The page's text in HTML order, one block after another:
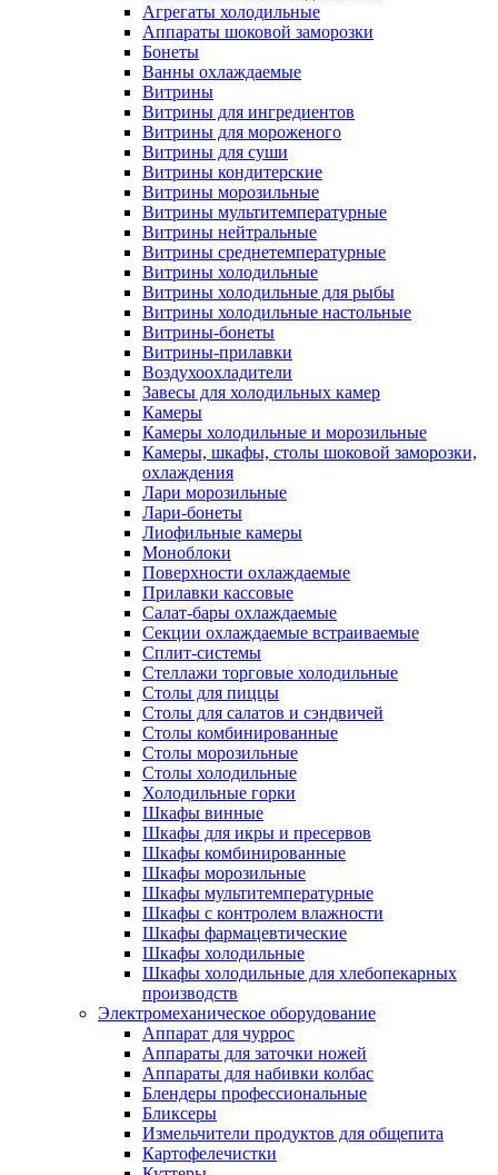
Агрегаты холодильные
Аппараты шоковой заморозки
Бонеты
Ванны охлаждаемые
Витрины
Витрины для ингредиентов
Витрины для мороженого
Витрины для суши
Витрины кондитерские
Витрины морозильные
Витрины мультитемпературные
Витрины нейтральные
Витрины среднетемпературные
Витрины холодильные
Витрины холодильные для рыбы
Витрины холодильные настольные
Витрины-бонеты
Витрины-прилавки
Воздухоохладители
Завесы для холодильных камер
Камеры
Камеры холодильные и морозильные
Камеры, шкафы, столы шоковой заморозки,
охлаждения
Лари морозильные
Лари-бонеты
Лиофильные камеры
Моноблоки
Поверхности охлаждаемые
Прилавки кассовые
Салат-бары охлаждаемые
Секции охлаждаемые встраиваемые
Сплит-системы
Стеллажи торговые холодильные
Столы для пиццы
Столы для салатов и сэндвичей
Столы комбинированные
Столы морозильные
Столы холодильные
Холодильные горки
Шкафы винные
Шкафы для икры и пресервов
Шкафы комбинированные
Шкафы морозильные
Шкафы мультитемпературные
Шкафы с контролем влажности
Шкафы фармацевтические
Шкафы холодильные
Шкафы холодильные для хлебопекарных
производств
Электрoмеханическое оборудование
Аппарат для чуррос
Аппараты для заточки ножей
Аппараты для набивки колбас
Блендеры профессиональные
Бликсеры
Измельчители продуктов для общепита
Картофелечистки